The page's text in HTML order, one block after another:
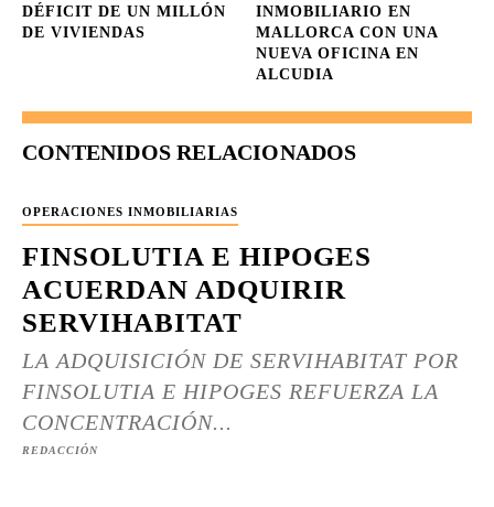
DÉFICIT DE UN MILLÓN
DE VIVIENDAS
INMOBILIARIO EN
MALLORCA CON UNA
NUEVA OFICINA EN
ALCUDIA
CONTENIDOS RELACIONADOS
OPERACIONES INMOBILIARIAS
FINSOLUTIA E HIPOGES
ACUERDAN ADQUIRIR
SERVIHABITAT
LA ADQUISICIÓN DE SERVIHABITAT POR
FINSOLUTIA E HIPOGES REFUERZA LA
CONCENTRACIÓN...
REDACCIÓN